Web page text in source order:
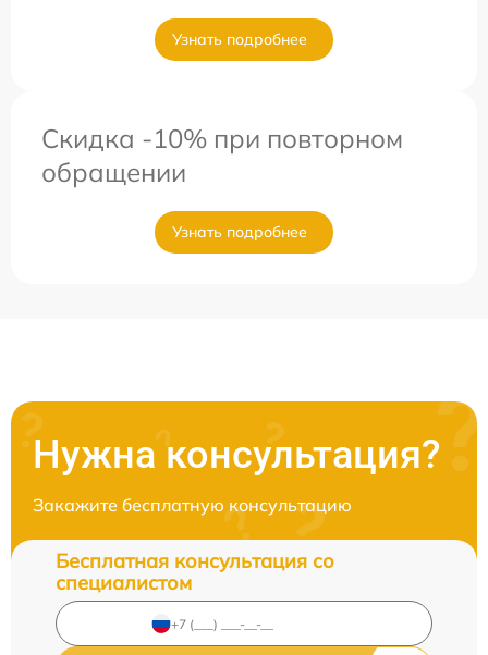
Узнать подробнее
Скидка -10% при повторном
обращении
Узнать подробнее
Нужна консультация?
Закажите бесплатную консультацию
Бесплатная консультация со
специалистом